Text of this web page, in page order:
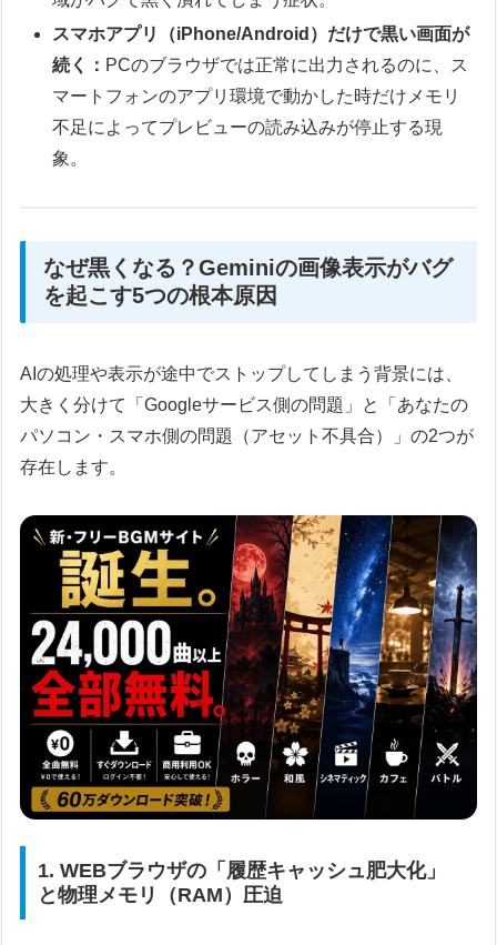
スマホアプリ（iPhone/Android）だけで黒い画面が
続く： PCのブラウザでは正常に出力されるのに、ス
マートフォンのアプリ環境で動かした時だけメモリ
不足によってプレビューの読み込みが停止する現
象。
なぜ黒くなる？Geminiの画像表示がバグ
を起こす5つの根本原因
AIの処理や表示が途中でストップしてしまう背景には、
大きく分けて「Googleサービス側の問題」と「あなたの
パソコン・スマホ側の問題（アセット不具合）」の2つが
存在します。
1. WEBブラウザの「履歴キャッシュ肥大化」
と物理メモリ（RAM）圧迫